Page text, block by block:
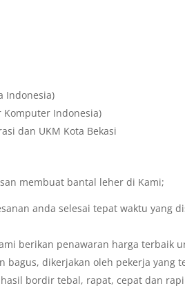
Indonesia)
Komputer Indonesia)
dan UKM Kota Bekasi
membuat bantal leher di Kami;
anda selesai tepat waktu yang
berikan penawaran harga terbaik
bagus, dikerjakan oleh pekerja yang
bordir tebal, rapat, cepat dan